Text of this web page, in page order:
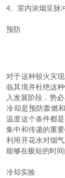
4 、室内浓烟呈脉
预防
对于这种较火灾
临其境并杜绝这
入发展阶段，势
冷却是预防轰燃
温度这个条件都
集中和传递的重
利用开花水对烟
能够在极短的时间
冷却实验